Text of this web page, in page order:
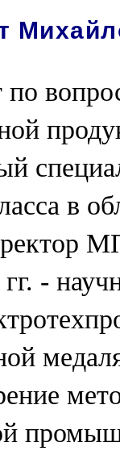
по
в
-